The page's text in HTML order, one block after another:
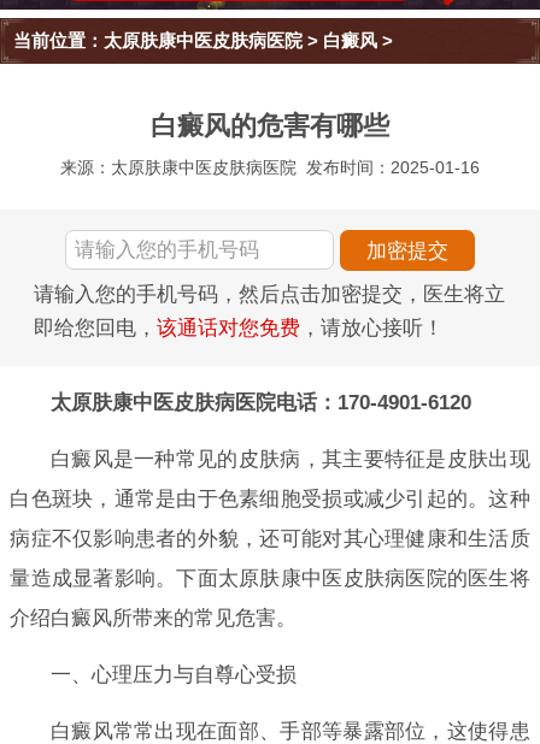
当前位置： 太原肤康中医皮肤病医院> 白癜风 >
白癜风的危害有哪些
来源：太原肤康中医皮肤病医院 发布时间：2025-01-16
请输入您的手机号码，然后点击加密提交，医生将立
即给您回电， 该通话对您免费 ，请放心接听！
太原肤康中医皮肤病医院电话：170-4901-6120
白癜风是一种常见的皮肤病，其主要特征是皮肤出现
白色斑块，通常是由于色素细胞受损或减少引起的。这种
病症不仅影响患者的外貌，还可能对其心理健康和生活质
量造成显著影响。下面太原肤康中医皮肤病医院的医生将
介绍白癜风所带来的常见危害。
一、心理压力与自尊心受损
白癜风常常出现在面部、手部等暴露部位，这使得患